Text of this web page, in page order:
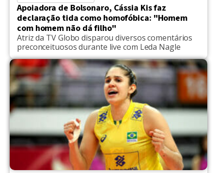
Apoiadora de Bolsonaro, Cássia Kis faz
declaração tida como homofóbica: "Homem
com homem não dá filho"
Atriz da TV Globo disparou diversos comentários
preconceituosos durante live com Leda Nagle